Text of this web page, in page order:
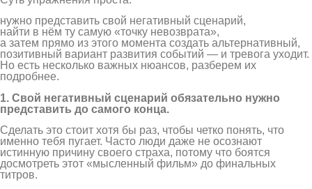
нужно представить свой негативный сценарий,
найти в нём ту самую «точку невозврата»,
а затем прямо из этого момента создать альтернативный,
позитивный вариант развития событий — и тревога уходит.
Но есть несколько важных нюансов, разберем их
подробнее.
1. Свой негативный сценарий обязательно нужно
представить до самого конца.
Сделать это стоит хотя бы раз, чтобы четко понять, что
именно тебя пугает. Часто люди даже не осознают
истинную причину своего страха, потому что боятся
досмотреть этот «мысленный фильм» до финальных
титров.